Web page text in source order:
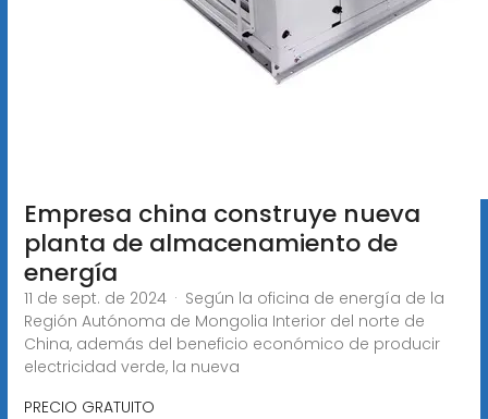
Empresa china construye nueva
planta de almacenamiento de
energía
11 de sept. de 2024 · Según la oficina de energía de la
Región Autónoma de Mongolia Interior del norte de
China, además del beneficio económico de producir
electricidad verde, la nueva
PRECIO GRATUITO